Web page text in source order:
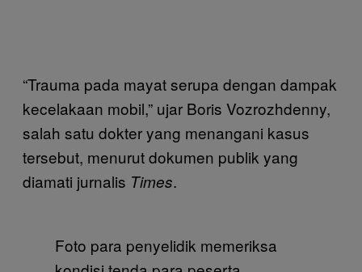
“Trauma pada mayat serupa dengan dampak
kecelakaan mobil,” ujar Boris Vozrozhdenny,
salah satu dokter yang menangani kasus
tersebut, menurut dokumen publik yang
diamati jurnalis Times.
Foto para penyelidik memeriksa